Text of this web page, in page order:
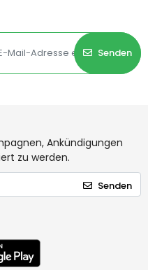
Senden
Ankündigungen
zu werden.
Senden